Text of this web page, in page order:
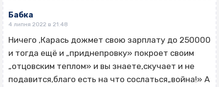
Бабка
4 липня 2022 в 21:48
Ничего ‚Карась дожмет свою зарплату до 250000
и тогда ещё и „приднепровку» покроет своим
„отцовским теплом» и вы знаете,скучает и не
подавится,благо есть на что сослаться„война!» А